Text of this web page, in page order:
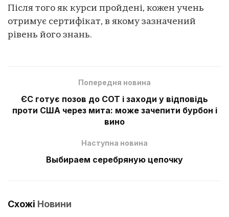
Після того як курси пройдені, кожен учень
отримує сертифікат, в якому зазначений
рівень його знань.
Попередня новина
ЄС готує позов до СОТ і заходи у відповідь
проти США через мита: може зачепити бурбон і
вино
Наступна новина
Выбираем серебряную цепочку
Схожі Новини